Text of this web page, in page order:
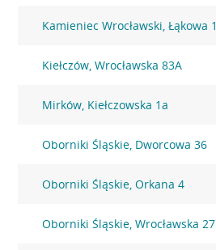
Kamieniec Wrocławski, Łąkowa 1
Kiełczów, Wrocławska 83A
Mirków, Kiełczowska 1a
Oborniki Śląskie, Dworcowa 36
Oborniki Śląskie, Orkana 4
Oborniki Śląskie, Wrocławska 27